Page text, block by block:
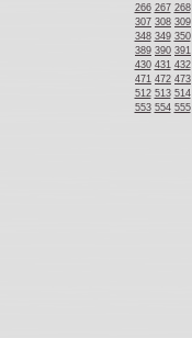
266 267 268
307 308 309
348 349 350
389 390 391
430 431 432
471 472 473
512 513 514
553 554 555